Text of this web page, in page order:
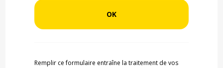
Remplir ce formulaire entraîne la traitement de vos